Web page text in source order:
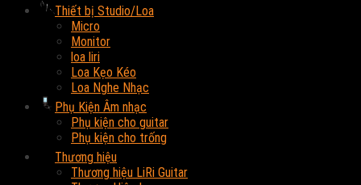
Thiết bị Studio/Loa
Micro
Monitor
loa liri
Loa Kẹo Kéo
Loa Nghe Nhạc
Phụ Kiện Âm nhạc
Phụ kiện cho guitar
Phụ kiện cho trống
Thương hiệu
Thương hiệu LiRi Guitar